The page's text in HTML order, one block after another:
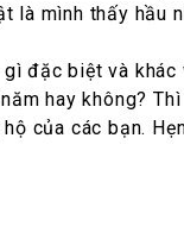
là mình thấy hầu
đặc biệt và
hay không?
của các bạn.